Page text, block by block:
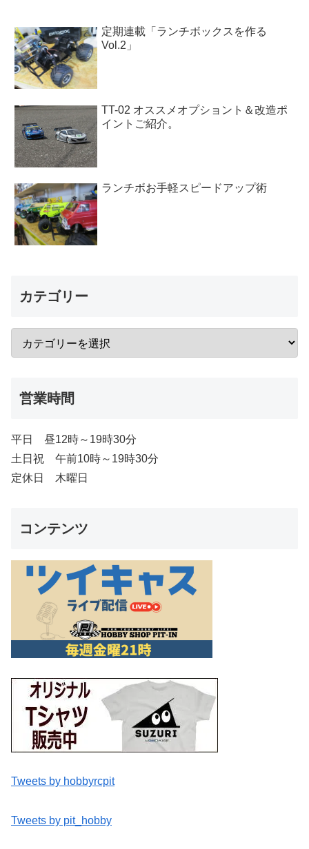
定期連載「ランチボックスを作る
Vol.2」
TT-02 オススメオプショント＆改造ポ
イントご紹介。
ランチボお手軽スピードアップ術
カテゴリー
営業時間
平日 昼12時～19時30分
土日祝 午前10時～19時30分
定休日 木曜日
コンテンツ
Tweets by hobbyrcpit
Tweets by pit_hobby